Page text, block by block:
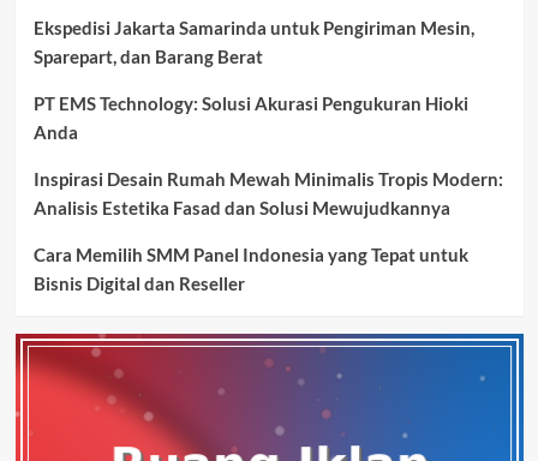
Ekspedisi Jakarta Samarinda untuk Pengiriman Mesin,
Sparepart, dan Barang Berat
PT EMS Technology: Solusi Akurasi Pengukuran Hioki
Anda
Inspirasi Desain Rumah Mewah Minimalis Tropis Modern:
Analisis Estetika Fasad dan Solusi Mewujudkannya
Cara Memilih SMM Panel Indonesia yang Tepat untuk
Bisnis Digital dan Reseller